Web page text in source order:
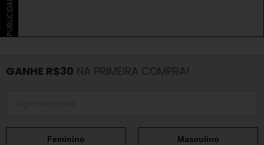
PUBLICIDADE
GANHE R$30 NA PRIMEIRA COMPRA!
Feminino Masculino